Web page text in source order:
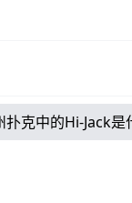
扑克中的Hi-Jack是